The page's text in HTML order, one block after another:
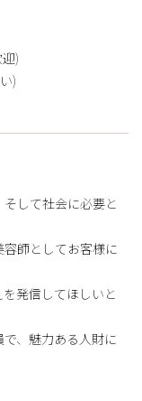
)
)
して社会に必要と
師としてお客様に
発信してほしいと
、魅力ある人財に